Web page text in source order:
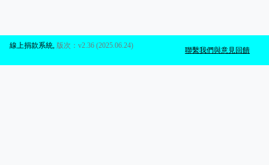
聯繫我們與意見回饋
線上捐款系統 版次：v2.36 (2025.06.24)